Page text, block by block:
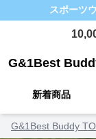
スポーツ
G&1Best
新着商品
G&1Best Buddy